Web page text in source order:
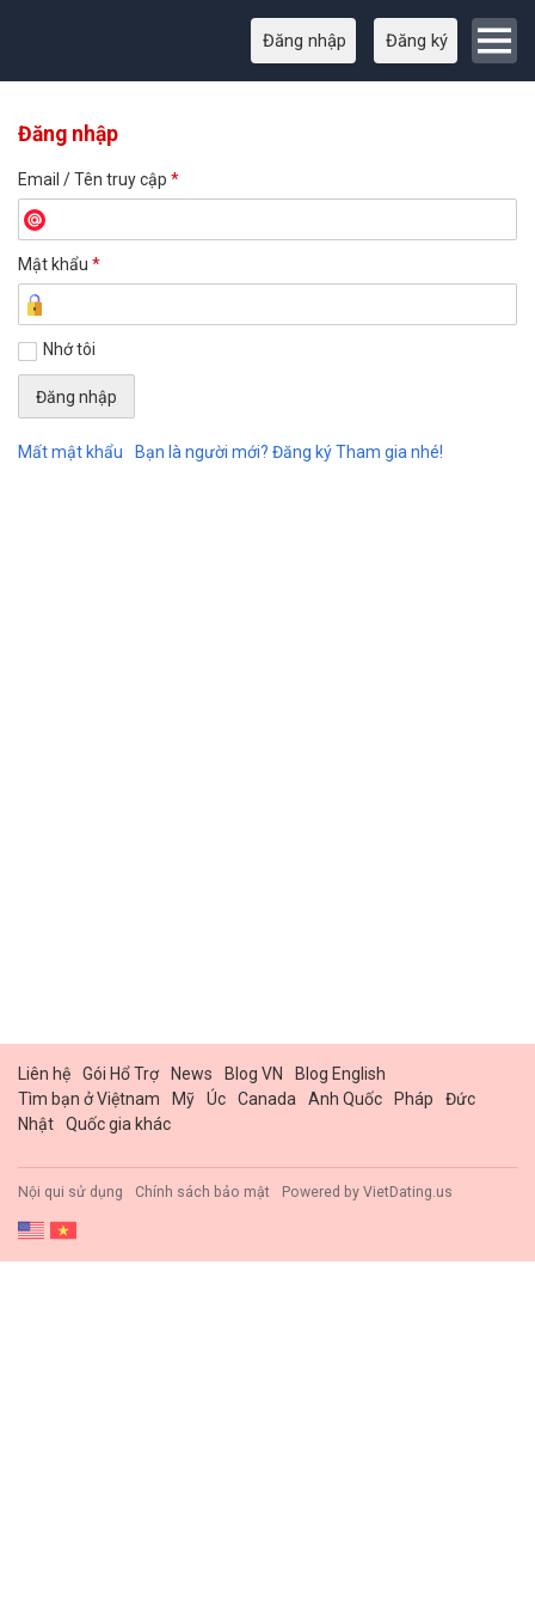
Đăng nhập Đăng ký
Đăng nhập
Email / Tên truy cập *
Mật khẩu *
Nhớ tôi
Mất mật khẩu Bạn là người mới? Đăng ký Tham gia nhé!
Liên hệ Gói Hổ Trợ News Blog VN
Blog English
Tìm bạn ở Việtnam
Mỹ Úc Canada Anh Quốc Pháp
Đức
Nhật
Quốc gia khác
Nội qui sử dụng Chính sách bảo mật Powered by VietDating.us